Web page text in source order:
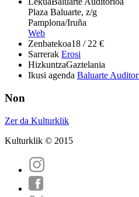
Plaza Baluarte, z/g
Pamplona/Iruña
Web
Zenbatekoa18 / 22 €
Sarrerak Erosi
HizkuntzaGaztelania
Ikusi agenda Baluarte
Non
Zer da Kulturklik
Kulturklik © 2015